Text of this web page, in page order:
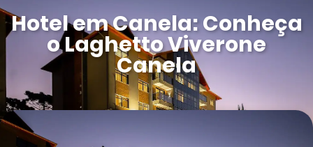
Hotel em Canela: Conheça
o Laghetto Viverone
Canela